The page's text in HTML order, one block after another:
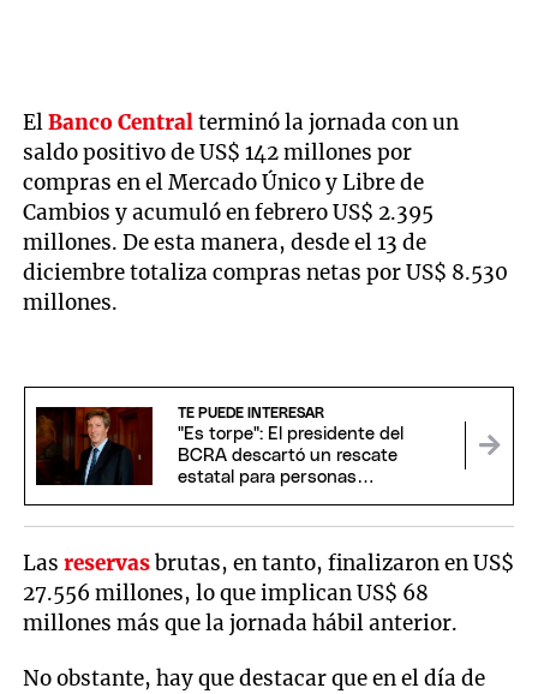
ElBanco Centralterminó la jornada con un
saldo positivo de US$ 142 millones por
compras en el Mercado Único y Libre de
Cambios y acumuló en febrero US$ 2.395
millones. De esta manera, desde el 13 de
diciembre totaliza compras netas por US$ 8.530
millones.
TE PUEDE INTERESAR
"Es torpe": El presidente del
BCRA descartó un rescate
estatal para personas
Lasreservasbrutas, en tanto, finalizaron en US$
27.556 millones, lo que implican US$ 68
millones más que la jornada hábil anterior.
No obstante, hay que destacar que en el día de